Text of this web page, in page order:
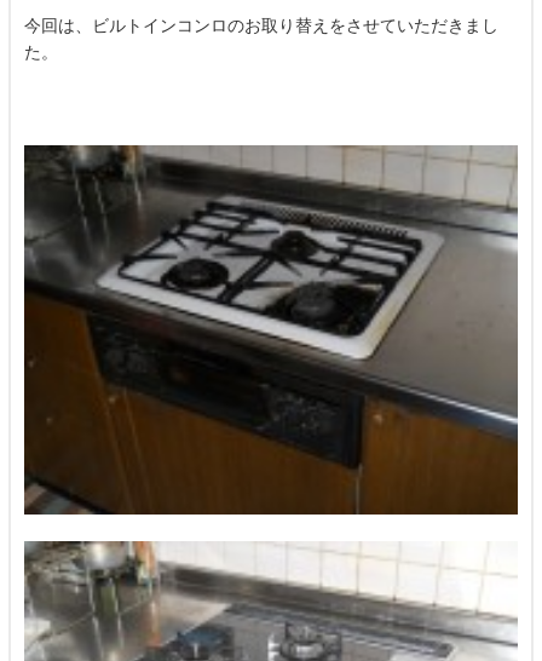
今回は、ビルトインコンロのお取り替えをさせていただきまし
た。